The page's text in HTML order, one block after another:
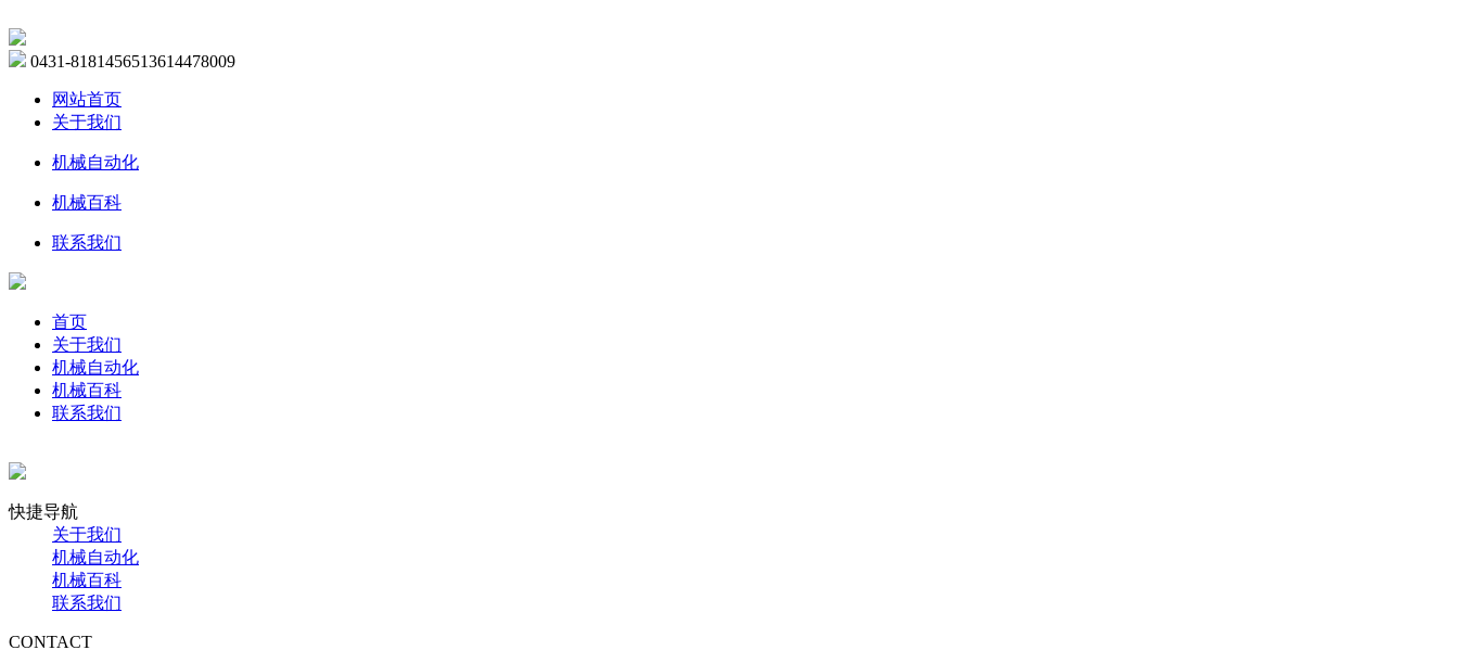
0431-8181456513614478009
网站首页
关于我们
机械自动化
机械百科
联系我们
首页
关于我们
机械自动化
机械百科
联系我们
快捷导航
关于我们
机械自动化
机械百科
联系我们
CONTACT